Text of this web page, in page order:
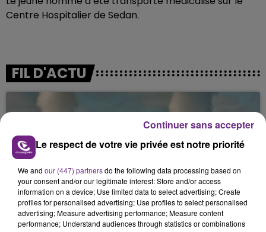
Centre Hospitalier de Sedan.
FIL D'ACTU
11h37
LA CENTRALE NUCLÉAIRE DE CHOOZ
TOUJOURS À L'ARRÊT
Cela fait déjà une semaine que la centrale
Le respect de votre vie privée est notre priorité
We and our (447) partnersdo the following data processing based on
your consent and/or our legitimate interest: Store and/or access
information on a device; Use limited data to select advertising; Create
profiles for personalised advertising; Use profiles to select personalised
advertising; Measure advertising performance; Measure content
performance; Understand audiences through statistics or combinations
Continuer sans accepter